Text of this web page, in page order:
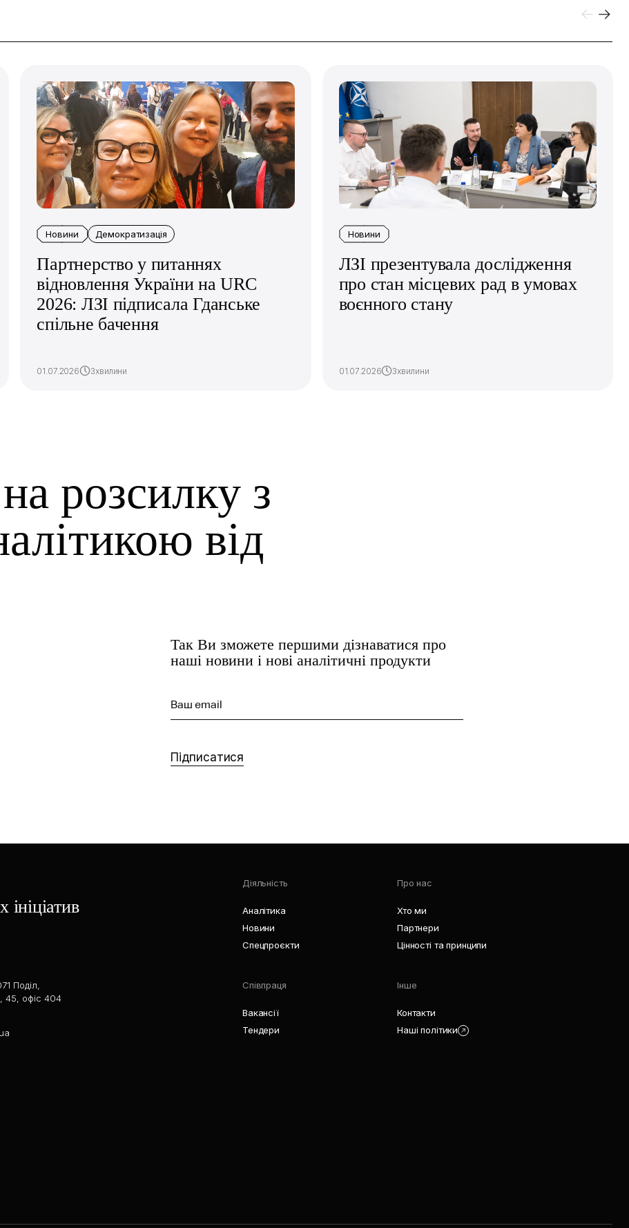
Новини Демократизація
Партнерство у питаннях
відновлення України на URC
2026: ЛЗІ підписала Гданське
спільне бачення
01.07.2026 3хвилини
Новини
ЛЗІ презентувала дослідження
про стан місцевих рад в умовах
воєнного стану
01.07.2026 3хвилини
розсилку з
від
Так Ви зможете першими дізнаватися про
наші новини і нові аналітичні продукти
Ваш email
Підписатися
ініціатив
Поділ,
45, офіс 404
Діяльність
Аналітика
Новини
Спецпроєкти
Про нас
Хто ми
Партнери
Цінності та принципи
Співпраця
Вакансії
Тендери
Інше
Контакти
Наші політики